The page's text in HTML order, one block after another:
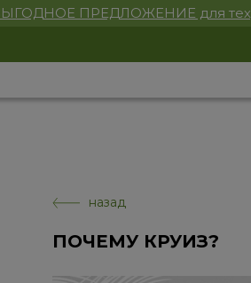
ПРЕДЛОЖЕНИЕ для тех,
назад
ПОЧЕМУ КРУИЗ?